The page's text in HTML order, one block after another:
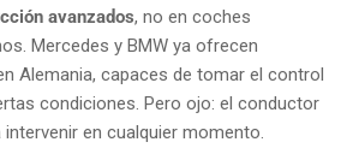
avanzados, no en coches
Mercedes y BMW ya ofrecen
Alemania, capaces de tomar el control
condiciones. Pero ojo: el conductor
en cualquier momento.